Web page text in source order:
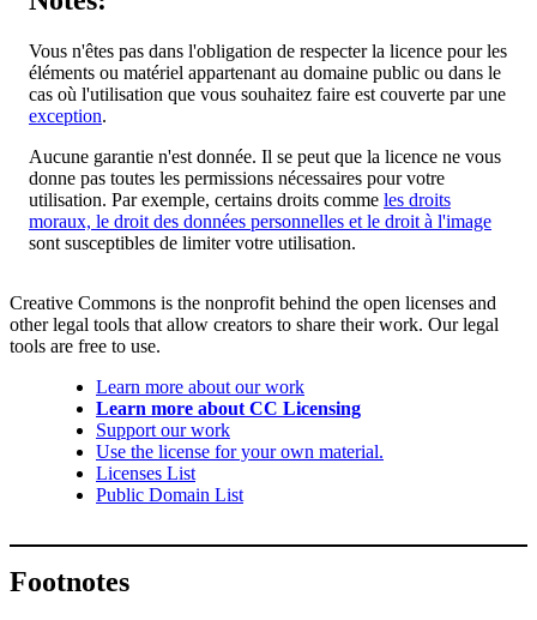
Vous n'êtes pas dans l'obligation de respecter la licence pour les
éléments ou matériel appartenant au domaine public ou dans le
cas où l'utilisation que vous souhaitez faire est couverte par une
exception.
Aucune garantie n'est donnée. Il se peut que la licence ne vous
donne pas toutes les permissions nécessaires pour votre
utilisation. Par exemple, certains droits comme les droits
moraux, le droit des données personnelles et le droit à l'image
sont susceptibles de limiter votre utilisation.
Creative Commons is the nonprofit behind the open licenses and
other legal tools that allow creators to share their work. Our legal
tools are free to use.
Learn more about our work
Learn more about CC Licensing
Support our work
Use the license for your own material.
Licenses List
Public Domain List
Footnotes